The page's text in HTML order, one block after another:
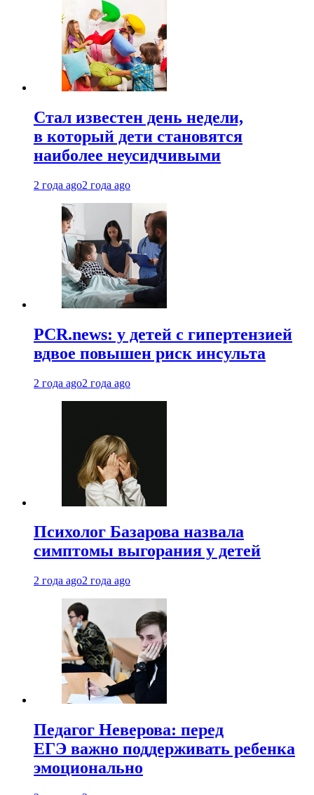
Стал известен день недели,
в который дети становятся
наиболее неусидчивыми
2 года ago2 года ago
PCR.news: у детей с гипертензией
вдвое повышен риск инсульта
2 года ago2 года ago
Психолог Базарова назвала
симптомы выгорания у детей
2 года ago2 года ago
Педагог Неверова: перед
ЕГЭ важно поддерживать ребенка
эмоционально